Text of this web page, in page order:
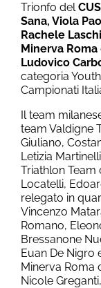
Trionfo del
Sana, Viola
Rachele Laschi
Minerva Roma
Ludovico
categoria
Campionati
Il team
team Valdigne
Giuliano,
Letizia
Triathlon
Locatelli,
relegato in
Vincenzo
Romano,
Bressanone
Euan De Nigro
Minerva Roma
Nicole